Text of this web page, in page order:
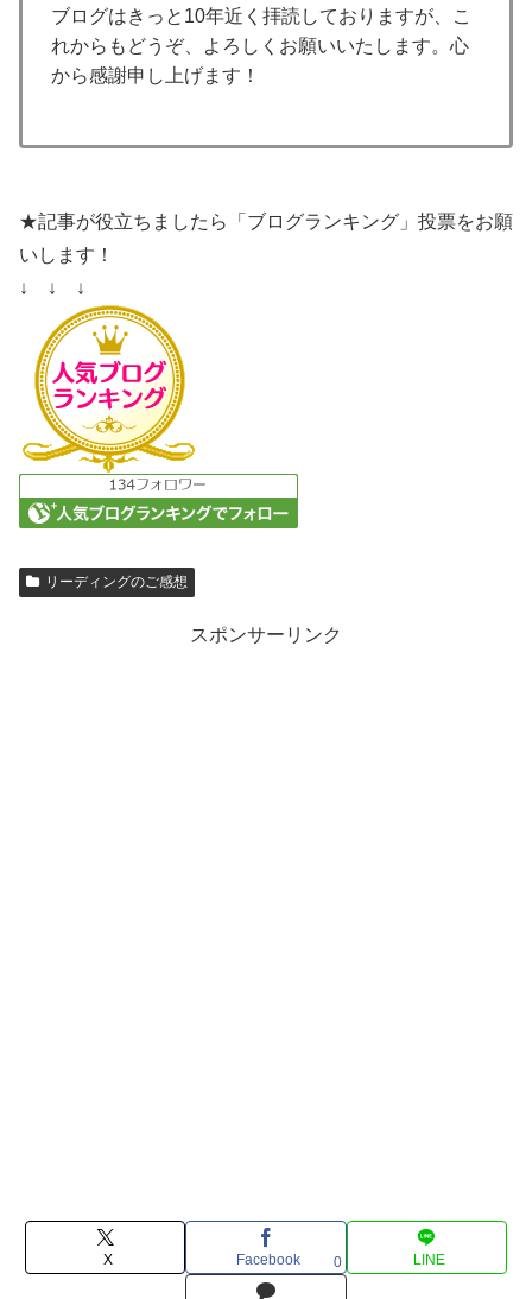
ブログはきっと10年近く拝読しておりますが、こ
れからもどうぞ、よろしくお願いいたします。心
から感謝申し上げます！
★記事が役立ちましたら「ブログランキング」投票をお願
いします！
↓ ↓ ↓
リーディングのご感想
スポンサーリンク
X Facebook 0 LINE